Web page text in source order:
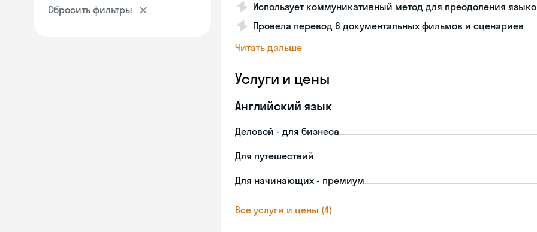
Сбросить фильтры
Использует коммуникативный метод для преодоления
Провела перевод 6 документальных фильмов и сценариев
Читать дальше
Услуги и цены
Английский язык
Деловой - для бизнеса
Для путешествий
Для начинающих - премиум
Все услуги и цены (4)